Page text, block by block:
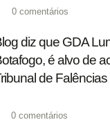
0 comentários
diz que GDA
é alvo de
de
0 comentários